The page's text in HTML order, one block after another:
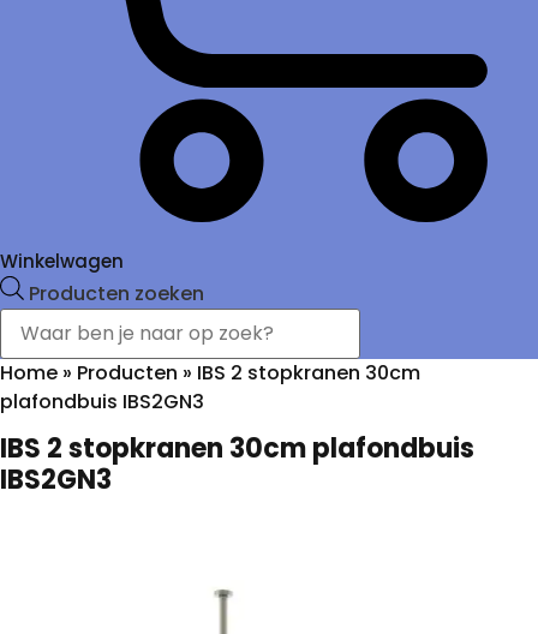
Winkelwagen
Producten zoeken
Home » Producten » IBS 2 stopkranen 30cm
plafondbuis IBS2GN3
IBS 2 stopkranen 30cm plafondbuis
IBS2GN3